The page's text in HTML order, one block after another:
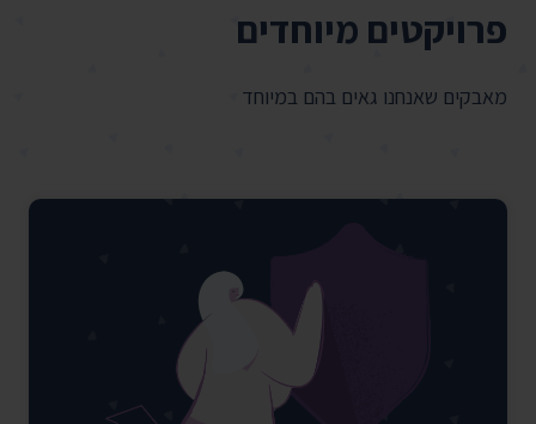
פרויקטים מיוחדים
מאבקים שאנחנו גאים בהם במיוחד